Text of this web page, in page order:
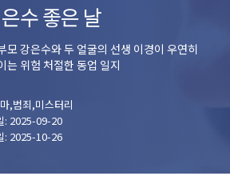
은수 좋은 날
모 강은수와 두 얼굴의 선생 이경이 우연히
는 위험 처절한 동업 일지
,범죄,미스터리
: 2025-09-20
: 2025-10-26